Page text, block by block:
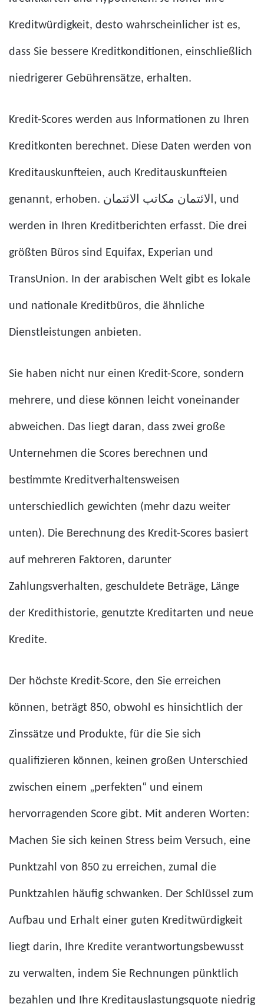
Kreditwürdigkeit, desto wahrscheinlicher ist es,
dass Sie bessere Kreditkonditionen, einschließlich
niedrigerer Gebührensätze, erhalten.
Kredit-Scores werden aus Informationen zu Ihren
Kreditkonten berechnet. Diese Daten werden von
Kreditauskunfteien, auch Kreditauskunfteien
genannt, erhoben. الائتمان مكاتب الائتمان , und
werden in Ihren Kreditberichten erfasst. Die drei
größten Büros sind Equifax, Experian und
TransUnion. In der arabischen Welt gibt es lokale
und nationale Kreditbüros, die ähnliche
Dienstleistungen anbieten.
Sie haben nicht nur einen Kredit-Score, sondern
mehrere, und diese können leicht voneinander
abweichen. Das liegt daran, dass zwei große
Unternehmen die Scores berechnen und
bestimmte Kreditverhaltensweisen
unterschiedlich gewichten (mehr dazu weiter
unten). Die Berechnung des Kredit-Scores basiert
auf mehreren Faktoren, darunter
Zahlungsverhalten, geschuldete Beträge, Länge
der Kredithistorie, genutzte Kreditarten und neue
Kredite.
Der höchste Kredit-Score, den Sie erreichen
können, beträgt 850, obwohl es hinsichtlich der
Zinssätze und Produkte, für die Sie sich
qualifizieren können, keinen großen Unterschied
zwischen einem „perfekten“ und einem
hervorragenden Score gibt. Mit anderen Worten:
Machen Sie sich keinen Stress beim Versuch, eine
Punktzahl von 850 zu erreichen, zumal die
Punktzahlen häufig schwanken. Der Schlüssel zum
Aufbau und Erhalt einer guten Kreditwürdigkeit
liegt darin, Ihre Kredite verantwortungsbewusst
zu verwalten, indem Sie Rechnungen pünktlich
bezahlen und Ihre Kreditauslastungsquote niedrig